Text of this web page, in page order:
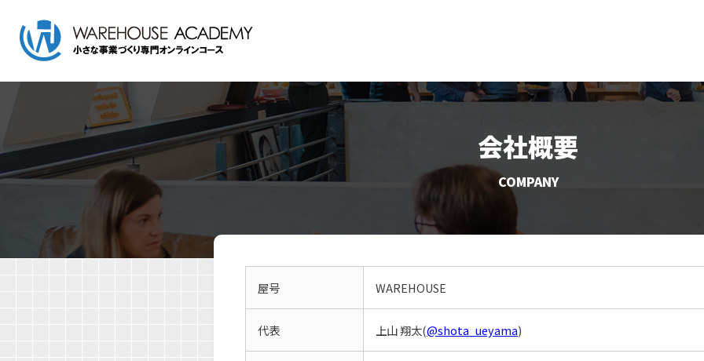
会社概要
COMPANY
屋号 WAREHOUSE
代表 上山 翔太(@shota_ueyama)